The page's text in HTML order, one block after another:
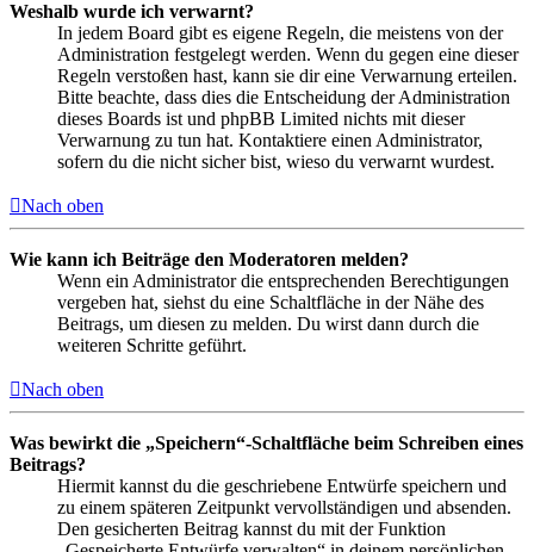
Weshalb wurde ich verwarnt?
In jedem Board gibt es eigene Regeln, die meistens von der
Administration festgelegt werden. Wenn du gegen eine dieser
Regeln verstoßen hast, kann sie dir eine Verwarnung erteilen.
Bitte beachte, dass dies die Entscheidung der Administration
dieses Boards ist und phpBB Limited nichts mit dieser
Verwarnung zu tun hat. Kontaktiere einen Administrator,
sofern du die nicht sicher bist, wieso du verwarnt wurdest.
Nach oben
Wie kann ich Beiträge den Moderatoren melden?
Wenn ein Administrator die entsprechenden Berechtigungen
vergeben hat, siehst du eine Schaltfläche in der Nähe des
Beitrags, um diesen zu melden. Du wirst dann durch die
weiteren Schritte geführt.
Nach oben
Was bewirkt die „Speichern“-Schaltfläche beim Schreiben eines
Beitrags?
Hiermit kannst du die geschriebene Entwürfe speichern und
zu einem späteren Zeitpunkt vervollständigen und absenden.
Den gesicherten Beitrag kannst du mit der Funktion